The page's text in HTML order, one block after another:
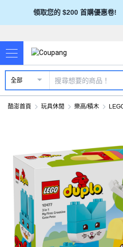
領取您的 $200 首購優惠卷!
全部
酷澎首頁 玩具休閒 樂高/積木